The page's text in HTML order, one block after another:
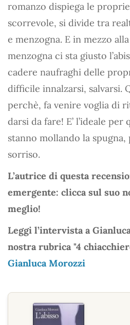
romanzo dispiega le
scorrevole, si divide tra
e menzogna. E in mezzo
menzogna ci sta giusto
cadere naufraghi delle
difficile innalzarsi, salvarsi.
perchè, fa venire voglia di
darsi da fare! E’ l’ideale
stanno mollando la
sorriso.
L’autrice di questa
emergente: clicca sul suo
meglio!
Leggi l’intervista a
nostra rubrica "4
Gianluca Morozzi